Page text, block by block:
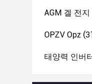
AGM 겔 전지
OPZV Opz
태양력 인버